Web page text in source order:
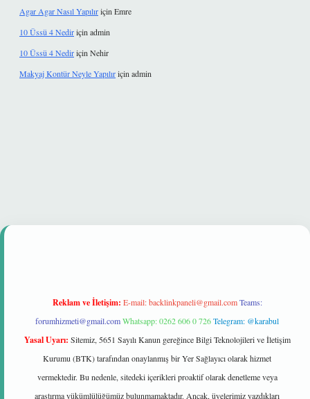
Agar Agar Nasıl Yapılıriçin Emre
10 Üssü 4 Nediriçin admin
10 Üssü 4 Nediriçin Nehir
Makyaj Kontür Neyle Yapılıriçin admin
Reklam ve İletişim: E-mail:backlinkpaneli@gmail.com Teams:
forumhizmeti@gmail.comWhatsapp: 0262 606 0 726Telegram: @karabul
Yasal Uyarı: Sitemiz, 5651 Sayılı Kanun gereğince Bilgi Teknolojileri ve İletişim
Kurumu (BTK) tarafından onaylanmış bir Yer Sağlayıcı olarak hizmet
vermektedir. Bu nedenle, sitedeki içerikleri proaktif olarak denetleme veya
araştırma yükümlülüğümüz bulunmamaktadır. Ancak, üyelerimiz yazdıkları